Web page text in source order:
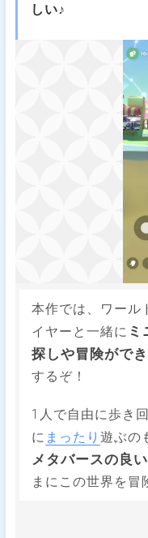
しい♪
本作では、ワール
イヤーと一緒に ミ
探しや冒険がで
するぞ！
1人で自由に歩き
に まったり遊ぶの
メタバースの良
まにこの世界を冒